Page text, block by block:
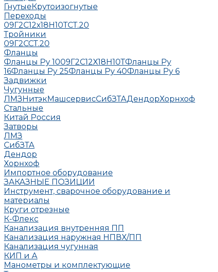
ГнутыеКрутоизогнутые
Переходы
09Г2С12х18Н10ТСТ.20
Тройники
09Г2ССТ.20
Фланцы
Фланцы Ру 1009Г2С12Х18Н10ТФланцы Ру
16Фланцы Ру 25Фланцы Ру 40Фланцы Ру 6
Задвижки
Чугунные
ЛМЗНитэкМашсервисСибЗТАДендорХорнхоф
Стальные
Китай Россия
Затворы
ЛМЗ
СибЗТА
Дендор
Хорнхоф
Импортное оборудование
ЗАКАЗНЫЕ ПОЗИЦИИ
Инструмент, сварочное оборудование и
материалы
Круги отрезные
К-Флекс
Канализация внутренняя ПП
Канализация наружная НПВХ/ПП
Канализация чугунная
КИП и А
Манометры и комплектующие